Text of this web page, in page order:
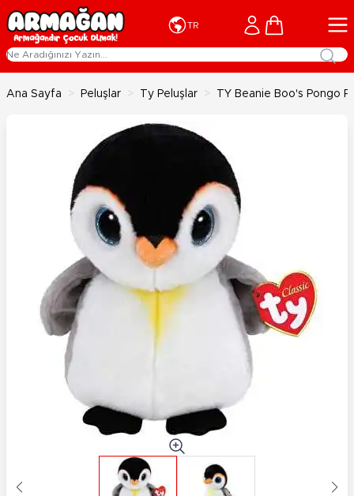
İçeriğe geç
TR Cart
Ana Sayfa > Peluşlar > Ty Peluşlar > TY Beanie Boo's Pongo